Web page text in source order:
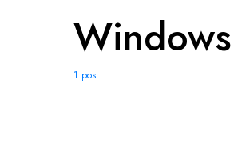
1 post